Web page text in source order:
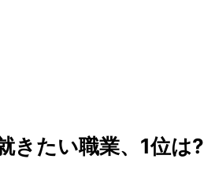
きたい職業、1位は?